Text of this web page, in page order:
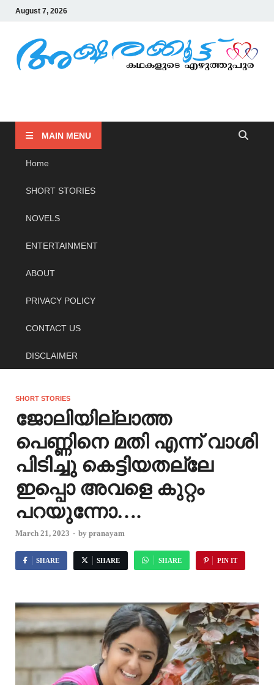
August 7, 2026
MAIN MENU
Home
SHORT STORIES
NOVELS
ENTERTAINMENT
ABOUT
PRIVACY POLICY
CONTACT US
DISCLAIMER
SHORT STORIES
ജോലിയില്ലാത്ത
പെണ്ണിനെ മതി എന്ന് വാശി
പിടിച്ചു കെട്ടിയതല്ലേ
ഇപ്പൊ അവളെ കുറ്റം
പറയുന്നോ….
March 21, 2023 - by pranayam
SHARE SHARE SHARE PIN IT